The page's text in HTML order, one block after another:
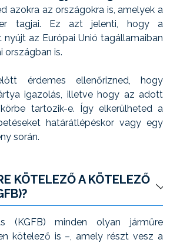
azokra az országokra is, amelyek a
tagjai. Ez azt jelenti, hogy a
az Európai Unió tagállamaiban
országban is.
érdemes ellenőrizned, hogy
igazolás, illetve hogy az adott
tartozik-e. Így elkerülheted a
határátlépéskor vagy egy
során.
KÖTELEZŐ A KÖTELEZŐ
(KGFB) minden olyan járműre
kötelező is –, amely részt vesz a